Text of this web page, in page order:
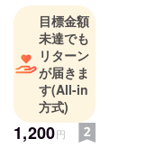
目標金額
未達でも
リターン
が届きま
す(All-in
方式)
1,200円